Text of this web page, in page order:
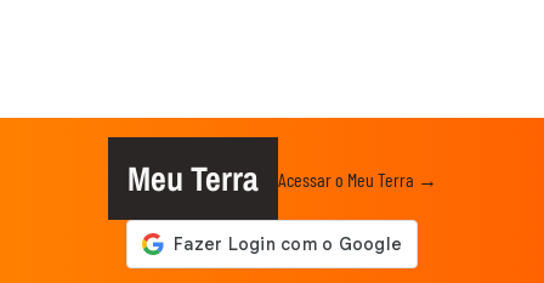
Meu Terra Acessar o Meu Terra →